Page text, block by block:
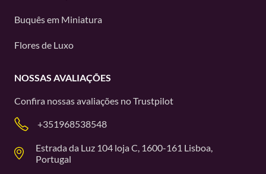
Buquês em Miniatura
Flores de Luxo
NOSSAS AVALIAÇÕES
Confira nossas avaliações noTrustpilot
+351968538548
Estrada da Luz 104 loja C, 1600-161 Lisboa,
Portugal